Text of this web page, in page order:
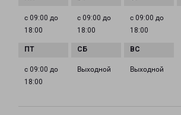
с 09:00 до
18:00
с 09:00 до
18:00
с 09:00 до
18:00
с 09:00 до
18:00
Выходной Выходной